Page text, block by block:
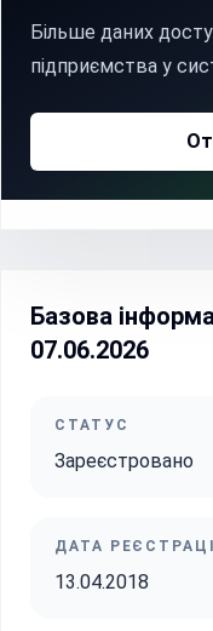
Більше даних
підприємства у
Базова
07.06.2026
СТАТУС
Зареєстровано
ДАТА
13.04.2018